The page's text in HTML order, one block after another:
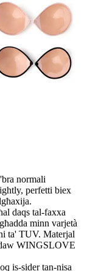
normali
perfetti biex
daqs tal-faxxa
minn varjetà
ta' TUV. Materjal
WINGSLOVE
is-sider tan-nisa